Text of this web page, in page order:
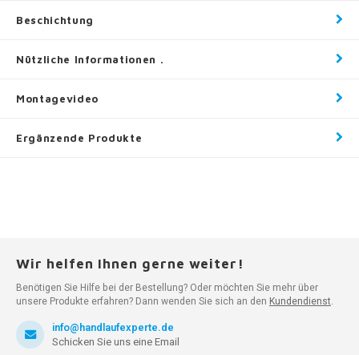
Beschichtung
Nützliche Informationen .
Montagevideo
Ergänzende Produkte
Wir helfen Ihnen gerne weiter!
Benötigen Sie Hilfe bei der Bestellung? Oder möchten Sie mehr über
unsere Produkte erfahren? Dann wenden Sie sich an den Kundendienst.
info@handlaufexperte.de
Schicken Sie uns eine Email